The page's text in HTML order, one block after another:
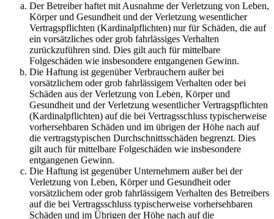
Der Betreiber haftet mit Ausnahme der Verletzung von Leben,
Körper und Gesundheit und der Verletzung wesentlicher
Vertragspflichten (Kardinalpflichten) nur für Schäden, die auf
ein vorsätzliches oder grob fahrlässiges Verhalten
zurückzuführen sind. Dies gilt auch für mittelbare
Folgeschäden wie insbesondere entgangenen Gewinn.
Die Haftung ist gegenüber Verbrauchern außer bei
vorsätzlichem oder grob fahrlässigem Verhalten oder bei
Schäden aus der Verletzung von Leben, Körper und
Gesundheit und der Verletzung wesentlicher Vertragspflichten
(Kardinalpflichten) auf die bei Vertragsschluss typischerweise
vorhersehbaren Schäden und im übrigen der Höhe nach auf
die vertragstypischen Durchschnittsschäden begrenzt. Dies
gilt auch für mittelbare Folgeschäden wie insbesondere
entgangenen Gewinn.
Die Haftung ist gegenüber Unternehmern außer bei der
Verletzung von Leben, Körper und Gesundheit oder
vorsätzlichem oder grob fahrlässigem Verhalten des Betreibers
auf die bei Vertragsschluss typischerweise vorhersehbaren
Schäden und im Übrigen der Höhe nach auf die